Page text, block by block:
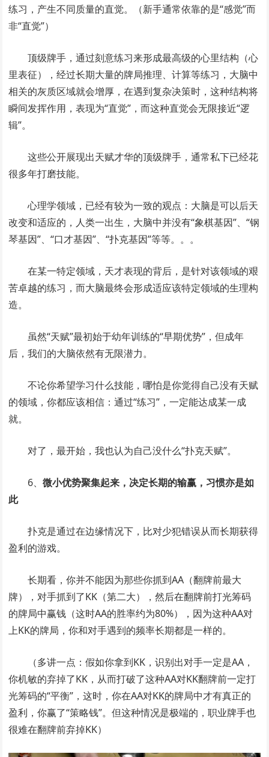
练习，产生不同质量的直觉。（新手通常依靠的是“感觉”而
非“直觉”）
顶级牌手，通过刻意练习来形成最高级的心里结构（心
里表征），经过长期大量的牌局推理、计算等练习，大脑中
相关的灰质区域就会增厚，在遇到复杂决策时，这种结构将
瞬间发挥作用，表现为“直觉”，而这种直觉会无限接近“逻
辑”。
这些公开展现出天赋才华的顶级牌手，通常私下已经花
很多年打磨技能。
心理学领域，已经有较为一致的观点：大脑是可以后天
改变和适应的，人类一出生，大脑中并没有“象棋基因”、“钢
琴基因”、“口才基因”、“扑克基因”等等。。。
在某一特定领域，天才表现的背后，是针对该领域的艰
苦卓越的练习，而大脑最终会形成适应该特定领域的生理构
造。
虽然“天赋”最初始于幼年训练的“早期优势”，但成年
后，我们的大脑依然有无限潜力。
不论你希望学习什么技能，哪怕是你觉得自己没有天赋
的领域，你都应该相信：通过“练习”，一定能达成某一成
就。
对了，最开始，我也认为自己没什么“扑克天赋”。
6、微小优势聚集起来，决定长期的输赢，习惯亦是如
此
扑克是通过在边缘情况下，比对少犯错误从而长期获得
盈利的游戏。
长期看，你并不能因为那些你抓到AA（翻牌前最大
牌），对手抓到了KK（第二大），然后在翻牌前打光筹码
的牌局中赢钱（这时AA的胜率约为80%），因为这种AA对
上KK的牌局，你和对手遇到的频率长期都是一样的。
（多讲一点：假如你拿到KK，识别出对手一定是AA，
你机敏的弃掉了KK，从而打破了这种AA对KK翻牌前一定打
光筹码的“平衡”，这时，你在AA对KK的牌局中才有真正的
盈利，你赢了“策略钱”。但这种情况是极端的，职业牌手也
很难在翻牌前弃掉KK）